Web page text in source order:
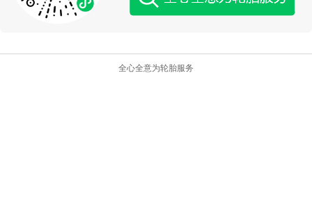
全心全意为轮胎服务